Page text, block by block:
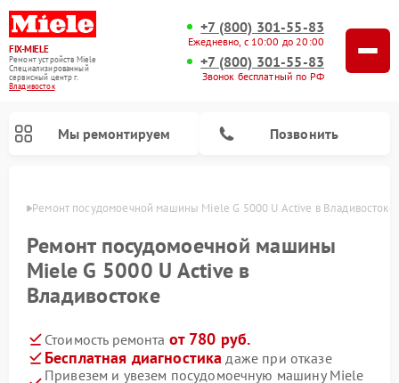
FIX-MIELE
Ремонт устройств Miele
Специализированный
cервисный центр г.
Владивосток
+7 (800) 301-55-83
Ежедневно, с 10:00 до 20:00
+7 (800) 301-55-83
Звонок бесплатный по РФ
Мы ремонтируем Позвонить
Ремонт посудомоечной машины Miele G 5000 U Active в Владивостоке
Ремонт посудомоечной машины
Miele G 5000 U Active в
Владивостоке
Стоимость ремонта от 780 руб.
Бесплатная диагностика даже при отказе
Привезем и увезем посудомоечную машину Miele